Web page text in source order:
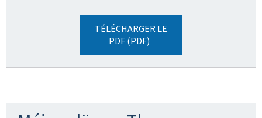
TÉLÉCHARGER LE
PDF (PDF)